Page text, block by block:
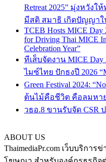
Retreat 2025” มุ่งหวั
มีสติ สมาธิ เกิดปัญญา
TCEB Hosts MICE Day
for Driving Thai MICE
Celebration Year”
ทีเส็บจัดงาน MICE
ไมซ์ไทย ปักธงปี 2026
Green Festival 2024:
ต้นไม้คือชีวิต คือลมหา
วธอ.8 ขานรับจัด CSR
ABOUT US
ThaimediaPr.com เว็บบริกา